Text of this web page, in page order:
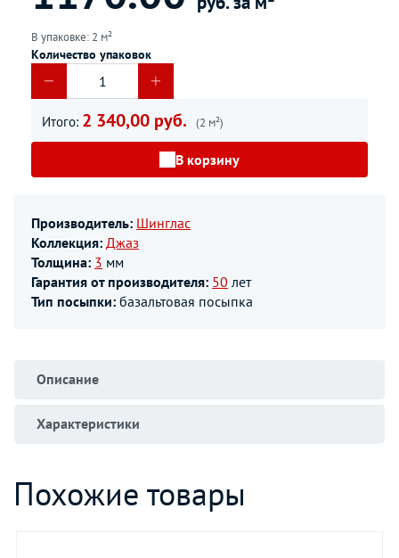
В упаковке: 2 м²
Количество упаковок
Итого: 2 340,00 руб. (2 м²)
В корзину
Производитель: Шинглас
Коллекция: Джаз
Толщина: 3 мм
Гарантия от производителя: 50 лет
Тип посыпки: базальтовая посыпка
Описание
Характеристики
Похожие товары